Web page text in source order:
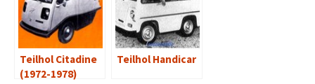
Teilhol Citadine
(1972-1978)
Teilhol Handicar